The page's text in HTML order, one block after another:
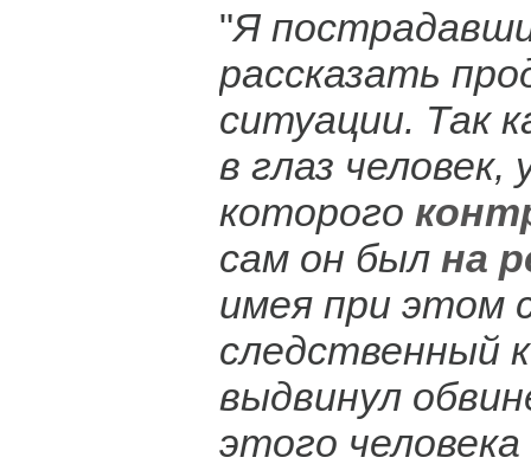
"Я
рассказать
ситуации. Так
в глаз человек,
которого
сам он был на
имея при этом
следственный
выдвинул
этого